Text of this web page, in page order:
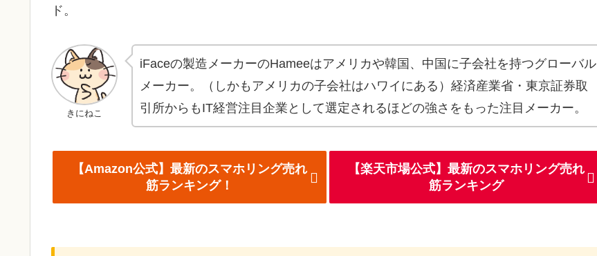
ド。
きにねこ
iFaceの製造メーカーのHameeはアメリカや韓国、中国に子会社を持つグローバル
メーカー。（しかもアメリカの子会社はハワイにある）経済産業省・東京証券取
引所からもIT経営注目企業として選定されるほどの強さをもった注目メーカー。
【Amazon公式】最新のスマホリング売れ
筋ランキング！
【楽天市場公式】最新のスマホリング売れ
筋ランキング